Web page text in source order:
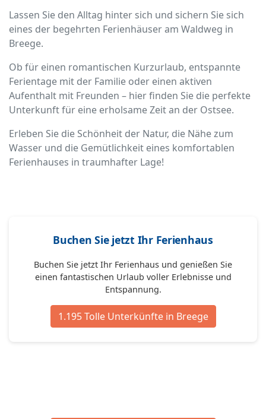
Lassen Sie den Alltag hinter sich und sichern Sie sich
eines der begehrten Ferienhäuser am Waldweg in
Breege.
Ob für einen romantischen Kurzurlaub, entspannte
Ferientage mit der Familie oder einen aktiven
Aufenthalt mit Freunden – hier finden Sie die perfekte
Unterkunft für eine erholsame Zeit an der Ostsee.
Erleben Sie die Schönheit der Natur, die Nähe zum
Wasser und die Gemütlichkeit eines komfortablen
Ferienhauses in traumhafter Lage!
Buchen Sie jetzt Ihr Ferienhaus
Buchen Sie jetzt Ihr Ferienhaus und genießen Sie
einen fantastischen Urlaub voller Erlebnisse und
Entspannung.
1.195 Tolle Unterkünfte in Breege